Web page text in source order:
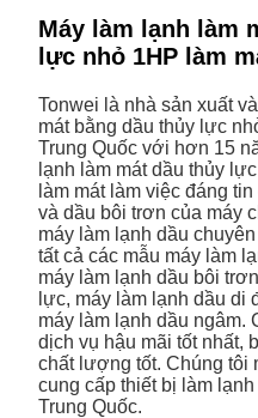
Máy làm lạnh làm
lực nhỏ 1HP làm
Tonwei là nhà sản xuất
mát bằng dầu thủy lực
Trung Quốc với hơn 15
lạnh làm mát dầu thủy
làm mát làm việc đáng
và dầu bôi trơn của máy
máy làm lạnh dầu
tất cả các mẫu máy làm
máy làm lạnh dầu bôi
lực, máy làm lạnh dầu di
máy làm lạnh dầu ngâm.
dịch vụ hậu mãi tốt nhất,
chất lượng tốt. Chúng tôi
cung cấp thiết bị làm
Trung Quốc.